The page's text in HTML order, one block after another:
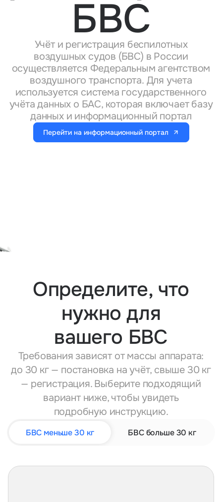
БВС
Учёт и регистрация беспилотных
воздушных судов (БВС) в России
осуществляется Федеральным агентством
воздушного транспорта. Для учета
используется система государственного
учёта данных о БАС, которая включает базу
данных и информационный портал
Перейти на информационный портал
Определите, что
нужно для
вашего БВС
Требования зависят от массы аппарата:
до 30 кг — постановка на учёт, свыше 30 кг
— регистрация. Выберите подходящий
вариант ниже, чтобы увидеть
подробную инструкцию.
БВС меньше 30 кг БВС больше 30 кг